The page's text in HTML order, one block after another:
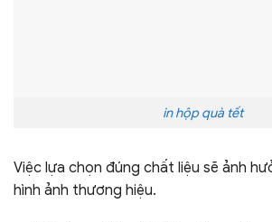
in hộp quà tết
Việc lựa chọn đúng chất liệu sẽ ảnh
hình ảnh thương hiệu.